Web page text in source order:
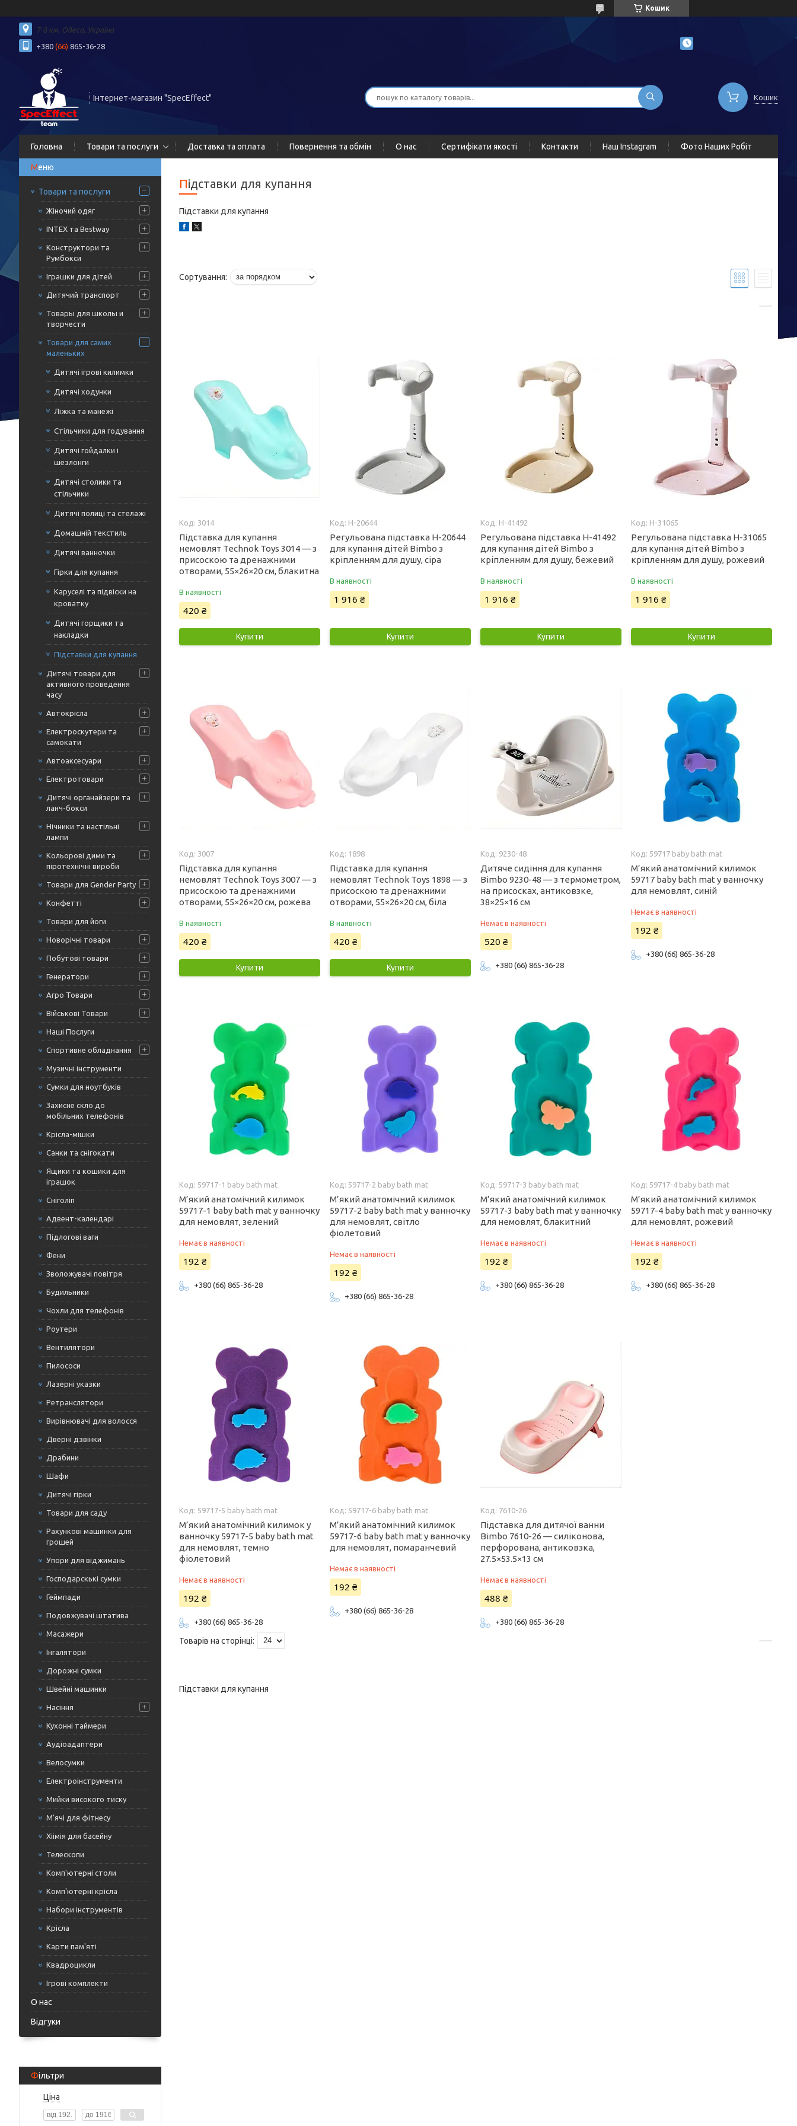
Кошик
7-й км, Одеса, Україна
+380 (66) 865-36-28
Інтернет-магазин "SpecEffect" Кошик
Головна Товари та послуги Доставка та оплата Повернення та обмін О нас Сертифікати якості Контакти Наш Instagram Фото Наших Робіт
Товари та послуги
Жіночий одяг
INTEX та Bestway
Конструктори та
Румбокси
Іграшки для дітей
Дитячий транспорт
Товары для школы и
творчести
Товари для самих
маленьких
Дитячі ігрові килимки
Дитячі ходунки
Ліжка та манежі
Стільчики для годування
Дитячі гойдалки і
шезлонги
Дитячі столики та
стільчики
Дитячі полиці та стелажі
Домашній текстиль
Дитячі ванночки
Гірки для купання
Каруселі та підвіски на
кроватку
Дитячі горщики та
накладки
Підставки для купання
Дитячі товари для
активного проведення
часу
Автокрісла
Електроскутери та
самокати
Автоаксесуари
Електротовари
Дитячі органайзери та
ланч-бокси
Нічники та настільні
лампи
Кольорові дими та
піротехнічні вироби
Товари для Gender Party
Конфетті
Товари для йоги
Новорічні товари
Побутові товари
Генератори
Агро Товари
Військові Товари
Наші Послуги
Спортивне обладнання
Музичні інструменти
Сумки для ноутбуків
Захисне скло до
мобільних телефонів
Крісла-мішки
Санки та снігокати
Ящики та кошики для
іграшок
Сніголіп
Адвент-календарі
Підлогові ваги
Фени
Зволожувачі повітря
Будильники
Чохли для телефонів
Роутери
Вентилятори
Пилососи
Лазерні указки
Ретранслятори
Вирівнювачі для волосся
Дверні дзвінки
Драбини
Шафи
Дитячі гірки
Товари для саду
Рахункові машинки для
грошей
Упори для віджимань
Господарскькі сумки
Геймпади
Подовжувачі штатива
Масажери
Інгалятори
Дорожні сумки
Швейні машинки
Насіння
Кухонні таймери
Аудіоадаптери
Велосумки
Електроінструменти
Мийки високого тиску
М'ячі для фітнесу
Хіімія для басейну
Телескопи
Комп'ютерні столи
Комп'ютерні крісла
Набори інструментів
Крісла
Карти пам'яті
Квадроцикли
Ігрові комплекти
О нас
Відгуки
Фільтри
Ціна
Підставки для купання
Підставки для купання
3014
Підставка для купання
немовлят Technok Toys 3014 — з
присоскою та дренажними
отворами, 55×26×20 см, блакитна
В наявності
420 ₴
Купити
H-20644
Регульована підставка H-20644
для купання дітей Bimbo з
кріпленням для душу, сіра
В наявності
1 916 ₴
Купити
H-41492
Регульована підставка H-41492
для купання дітей Bimbo з
кріпленням для душу, бежевий
В наявності
1 916 ₴
Купити
H-31065
Регульована підставка H-31065
для купання дітей Bimbo з
кріпленням для душу, рожевий
В наявності
1 916 ₴
Купити
3007
Підставка для купання
немовлят Technok Toys 3007 — з
присоскою та дренажними
отворами, 55×26×20 см, рожева
В наявності
420 ₴
Купити
1898
Підставка для купання
немовлят Technok Toys 1898 — з
присоскою та дренажними
отворами, 55×26×20 см, біла
В наявності
420 ₴
Купити
9230-48
Дитяче сидіння для купання
Bimbo 9230-48 — з термометром,
на присосках, антиковзке,
38×25×16 см
Немає в наявності
520 ₴
+380 (66) 865-36-28
59717 baby bath mat
М’який анатомічний килимок
59717 baby bath mat у ванночку
для немовлят, синій
Немає в наявності
192 ₴
+380 (66) 865-36-28
59717-1 baby bath mat
М’який анатомічний килимок
59717-1 baby bath mat у ванночку
для немовлят, зелений
Немає в наявності
192 ₴
+380 (66) 865-36-28
59717-2 baby bath mat
М’який анатомічний килимок
59717-2 baby bath mat у ванночку
для немовлят, світло
фіолетовий
Немає в наявності
192 ₴
+380 (66) 865-36-28
59717-3 baby bath mat
М’який анатомічний килимок
59717-3 baby bath mat у ванночку
для немовлят, блакитний
Немає в наявності
192 ₴
+380 (66) 865-36-28
59717-4 baby bath mat
М’який анатомічний килимок
59717-4 baby bath mat у ванночку
для немовлят, рожевий
Немає в наявності
192 ₴
+380 (66) 865-36-28
59717-5 baby bath mat
М’який анатомічний килимок у
ванночку 59717-5 baby bath mat
для немовлят, темно
фіолетовий
Немає в наявності
192 ₴
+380 (66) 865-36-28
59717-6 baby bath mat
М’який анатомічний килимок
59717-6 baby bath mat у ванночку
для немовлят, помаранчевий
Немає в наявності
192 ₴
+380 (66) 865-36-28
7610-26
Підставка для дитячої ванни
Bimbo 7610-26 — силіконова,
перфорована, антиковзка,
27.5×53.5×13 см
Немає в наявності
488 ₴
+380 (66) 865-36-28
Підставки для купання